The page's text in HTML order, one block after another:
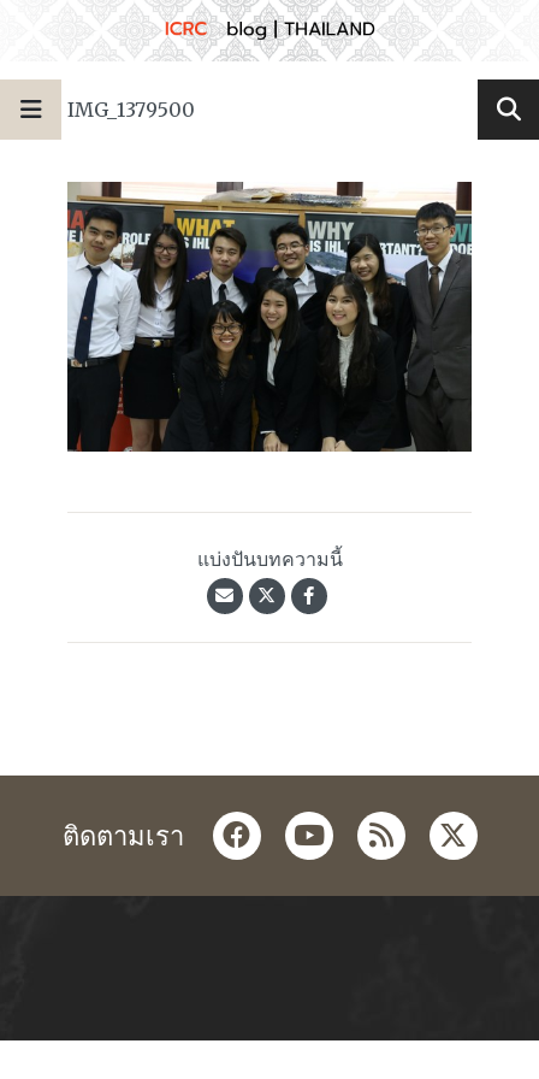
IMG_1379500
แบ่งปันบทความนี้
ติดตามเรา facebookyoutube
rss twitter